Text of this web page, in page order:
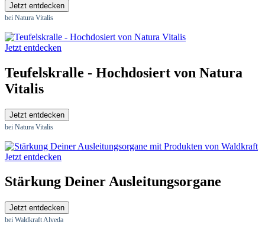
Jetzt entdecken
bei Natura Vitalis
Jetzt entdecken
Teufelskralle - Hochdosiert von Natura
Vitalis
Jetzt entdecken
bei Natura Vitalis
Jetzt entdecken
Stärkung Deiner Ausleitungsorgane
Jetzt entdecken
bei Waldkraft Alveda